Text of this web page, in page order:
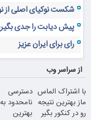
شکست نوکیای اصلی از
پیش دیابت را جدی
رای برای ایران عزیز
از سراسر وب
با اشتراک الماس
ماز بهترین نتیجه
رو در کنکور بگیر
دسترسی
نامحدود به
بهترین